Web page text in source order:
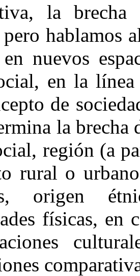
la
hablamos
nuevos
en la
de
la
región (a
rural o
origen
físicas, en